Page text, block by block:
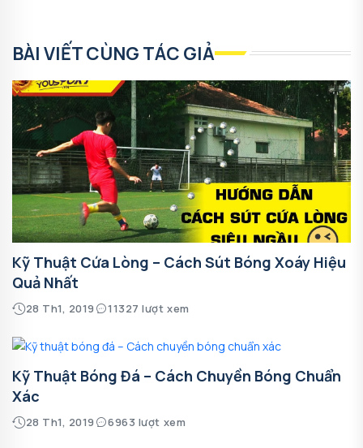
BÀI VIẾT CÙNG TÁC GIẢ
Kỹ Thuật Cứa Lòng – Cách Sút Bóng Xoáy Hiệu
Quả Nhất
28 Th1, 2019 11327 lượt xem
Kỹ Thuật Bóng Đá – Cách Chuyền Bóng Chuẩn
Xác
28 Th1, 2019 6963 lượt xem